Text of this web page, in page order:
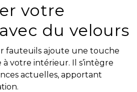
votre
du velours
fauteuils ajoute une touche
votre intérieur. Il s’intègre
actuelles, apportant